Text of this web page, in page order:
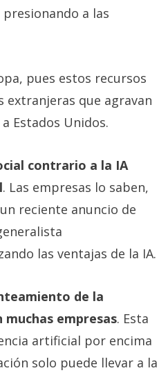
presionando a las
pues estos recursos
extranjeras que agravan
Estados Unidos.
contrario a la IA
. Las empresas lo saben,
reciente anuncio de
las ventajas de la IA.
de la
empresas. Esta
artificial por encima
solo puede llevar a la